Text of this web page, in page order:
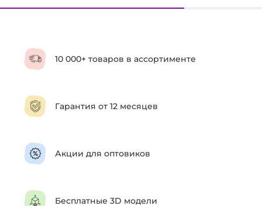
10 000+ товаров в ассортименте
Гарантия от 12 месяцев
Акции для оптовиков
Бесплатные 3D модели